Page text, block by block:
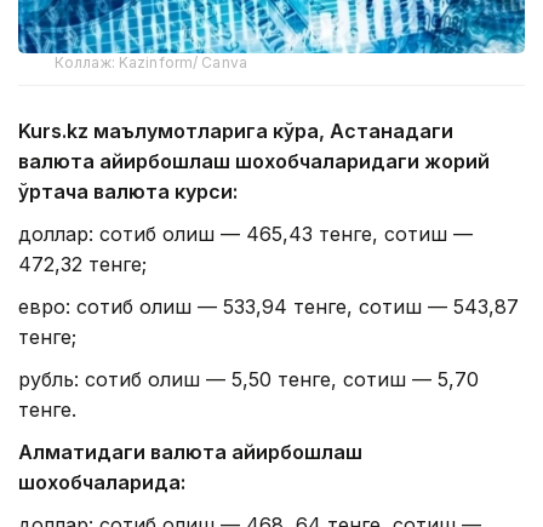
Коллаж: Kazinform/ Canva
Kurs.kz маълумотларига кўра, Астанадаги
валюта айирбошлаш шохобчаларидаги жорий
ўртача валюта курси:
доллар: сотиб олиш — 465,43 тенге, сотиш —
472,32 тенге;
евро: сотиб олиш — 533,94 тенге, сотиш — 543,87
тенге;
рубль: сотиб олиш — 5,50 тенге, сотиш — 5,70
тенге.
Алматидаги валюта айирбошлаш
шохобчаларида: